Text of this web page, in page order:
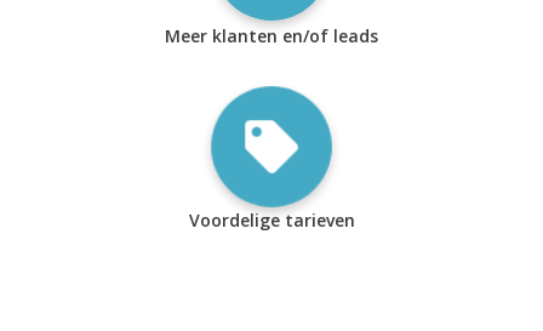
Meer klanten en/of leads
Voordelige tarieven